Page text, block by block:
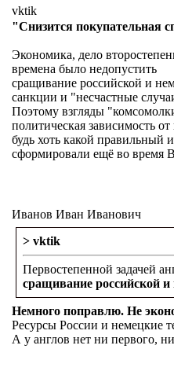
vktik
"Снизится покупательная
Экономика, дело
времена было недопустить
сращивание российской и
санкции и "несчастные
Поэтому взгляды
политическая зависимость
будь хоть какой
сформировали ещё во время
Иванов Иван Иванович
> vktik
Первостепенной задачей
сращивание российской
Немного поправлю. Не
Ресурсы России и немецкие
А у англов нет ни первого,